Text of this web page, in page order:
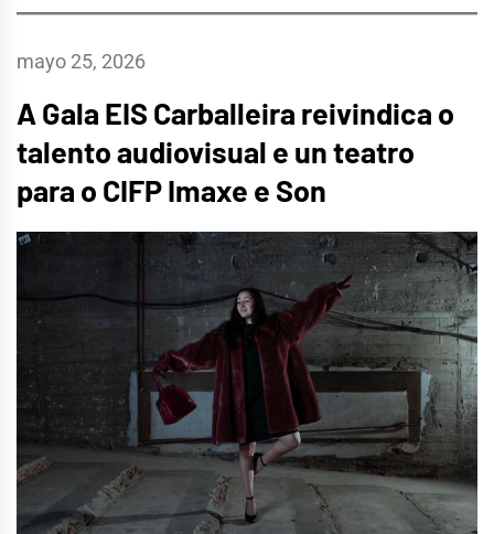
mayo 25, 2026
A Gala EIS Carballeira reivindica o
talento audiovisual e un teatro
para o CIFP Imaxe e Son